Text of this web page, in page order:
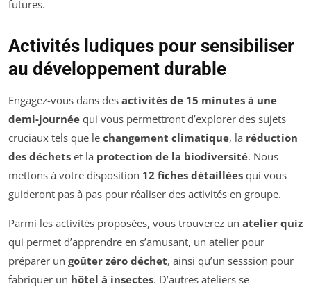
Activités ludiques pour sensibiliser
au développement durable
Engagez-vous dans des activités de 15 minutes à une
demi-journée qui vous permettront d’explorer des sujets
cruciaux tels que le changement climatique, la réduction
des déchets et la protection de la biodiversité. Nous
mettons à votre disposition 12 fiches détaillées qui vous
guideront pas à pas pour réaliser des activités en groupe.
Parmi les activités proposées, vous trouverez un atelier quiz
qui permet d’apprendre en s’amusant, un atelier pour
préparer un goûter zéro déchet, ainsi qu’un sesssion pour
fabriquer un hôtel à insectes. D’autres ateliers se